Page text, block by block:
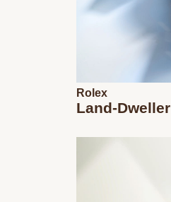
Rolex
Land-Dweller